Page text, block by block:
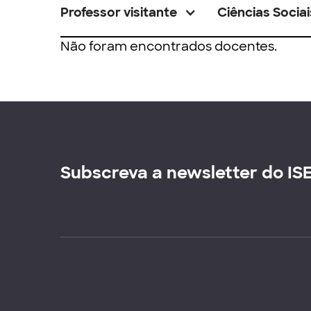
Professor visitante Ciências
Não foram encontrados docentes.
Subscreva a newsletter do